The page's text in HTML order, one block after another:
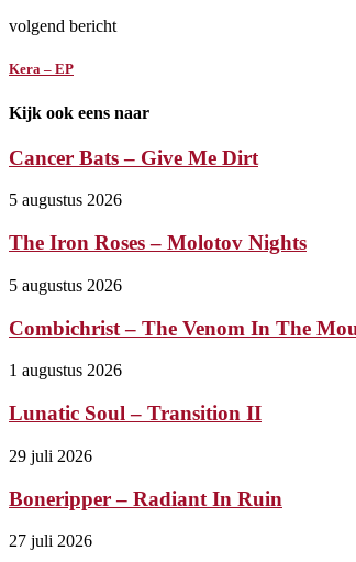
volgend bericht
Kera – EP
Kijk ook eens naar
Cancer Bats – Give Me Dirt
5 augustus 2026
The Iron Roses – Molotov Nights
5 augustus 2026
Combichrist – The Venom In The
1 augustus 2026
Lunatic Soul – Transition II
29 juli 2026
Boneripper – Radiant In Ruin
27 juli 2026